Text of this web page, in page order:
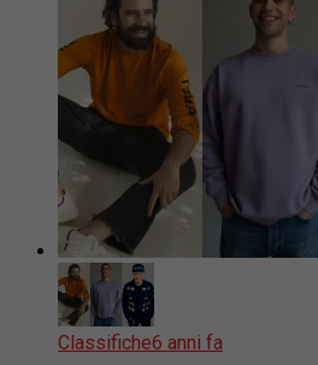
Classifiche6 anni fa